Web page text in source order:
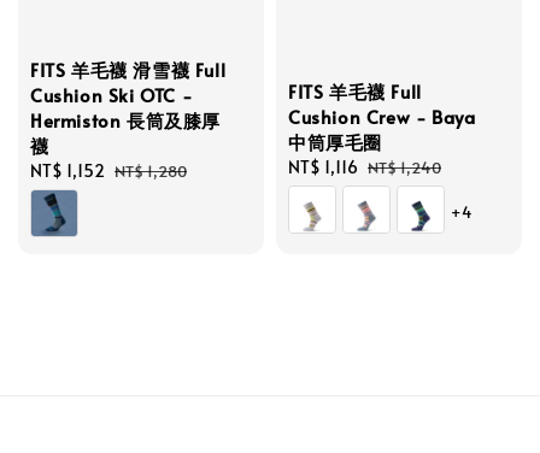
FITS 羊毛襪 滑雪襪 Full
Cushion Ski OTC -
Hermiston 長筒及膝厚
襪
Sale
price
NT$ 1,152 Regular
NT$ 1,280
FITS 羊毛襪 Full
Cushion Crew - Baya
中筒厚毛圈
Sale
price
NT$ 1,116 Regular
price
NT$ 1,240
+4